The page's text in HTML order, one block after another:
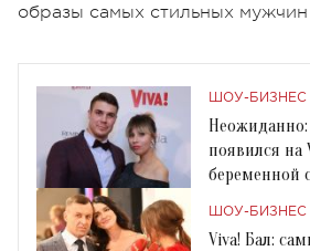
образы самых стильных
ШОУ-БИЗНЕС
Неожиданно:
появился на
беременной
ШОУ-БИЗНЕС
Viva! Бал: